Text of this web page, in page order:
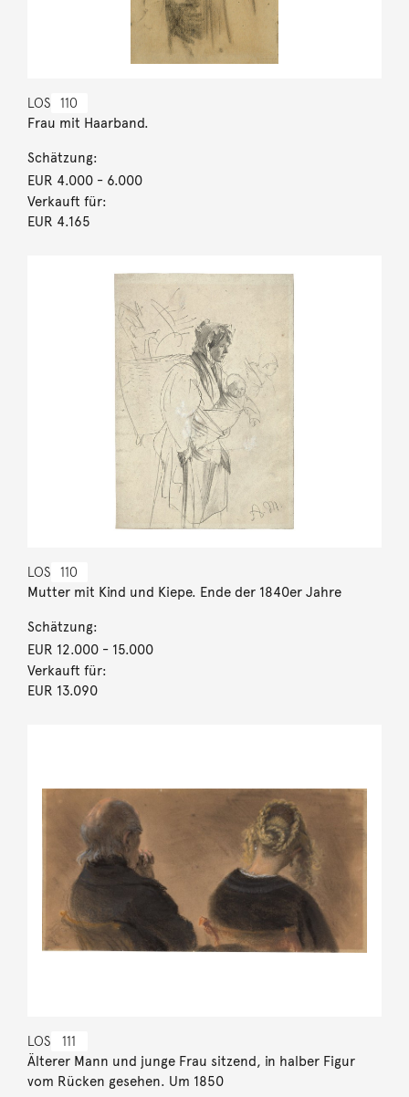
LOS 110
Frau mit Haarband.
Schätzung:
EUR 4.000- 6.000
Verkauft für:
EUR 4.165
LOS 110
Mutter mit Kind und Kiepe. Ende der 1840er Jahre
Schätzung:
EUR 12.000- 15.000
Verkauft für:
EUR 13.090
LOS 111
Älterer Mann und junge Frau sitzend, in halber Figur
vom Rücken gesehen. Um 1850